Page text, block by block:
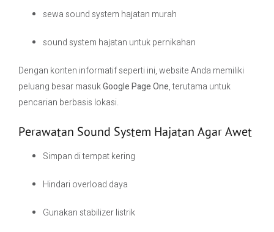
sewa sound system hajatan murah
sound system hajatan untuk pernikahan
Dengan konten informatif seperti ini, website Anda memiliki
peluang besar masukGoogle Page One, terutama untuk
pencarian berbasis lokasi.
Perawatan Sound System Hajatan Agar Awet
Simpan di tempat kering
Hindari overload daya
Gunakan stabilizer listrik